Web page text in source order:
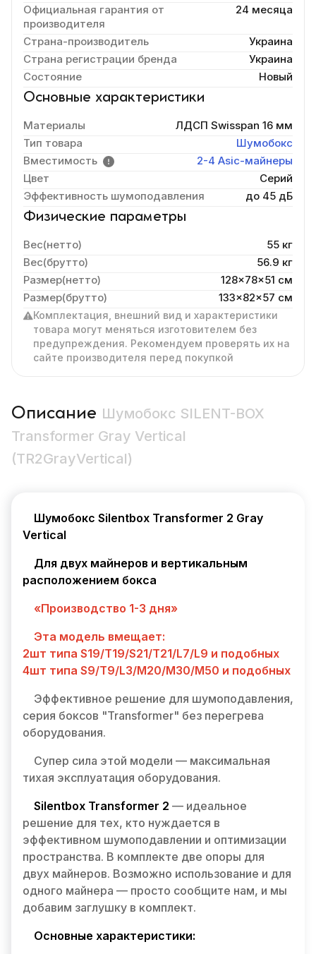
Официальная гарантия от
производителя
24 месяца
Страна-производитель
Украина
Страна регистрации бренда
Украина
Состояние
Новый
Основные характеристики
Материалы
ЛДСП Swisspan 16 мм
Тип товара
Шумобокс
Вместимость
2-4 Asic-майнеры
Цвет
Серий
Эффективность шумоподавления
до 45 дБ
Физические параметры
Вес(нетто)
55 кг
Вес(брутто)
56.9 кг
Размер(нетто)
128x78x51 cм
Размер(брутто)
133x82x57 см
Комплектация, внешний вид и характеристики
товара могут меняться изготовителем без
предупреждения. Рекомендуем проверять их на
сайте производителя перед покупкой
Описание Шумобокс SILENT-BOX
Transformer Gray Vertical
(TR2GrayVertical)
Шумобокс Silentbox Transformer 2 Gray
Vertical
Для двух майнеров и вертикальным
расположением бокса
«Производство 1-3 дня»
Эта модель вмещает:
2шт типа S19/T19/S21/T21/L7/L9 и подобных
4шт типа S9/T9/L3/M20/M30/M50 и подобных
Эффективное решение для шумоподавления,
серия боксов "Transformer" без перегрева
оборудования.
Супер сила этой модели — максимальная
тихая эксплуатация оборудования.
Silentbox Transformer 2 — идеальное
решение для тех, кто нуждается в
эффективном шумоподавлении и оптимизации
пространства. В комплекте две опоры для
двух майнеров. Возможно использование и для
одного майнера — просто сообщите нам, и мы
добавим заглушку в комплект.
Основные характеристики: